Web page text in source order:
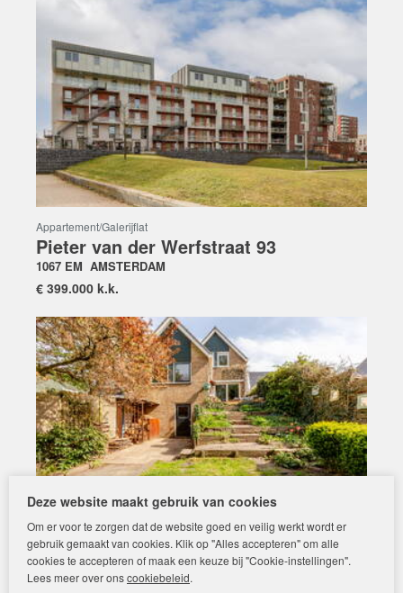
Appartement/galerijflat
Pieter van der Werfstraat 93
1067 EM AMSTERDAM
€ 399.000 k.k.
Woonhuis
Schipholdijk 261
1438 AE OUDE MEER
Deze website maakt gebruik van cookies
Om er voor te zorgen dat de website goed en veilig werkt wordt er
gebruik gemaakt van cookies. Klik op "Alles accepteren" om alle
cookies te accepteren of maak een keuze bij "Cookie-instellingen".
Lees meer over onscookiebeleid.